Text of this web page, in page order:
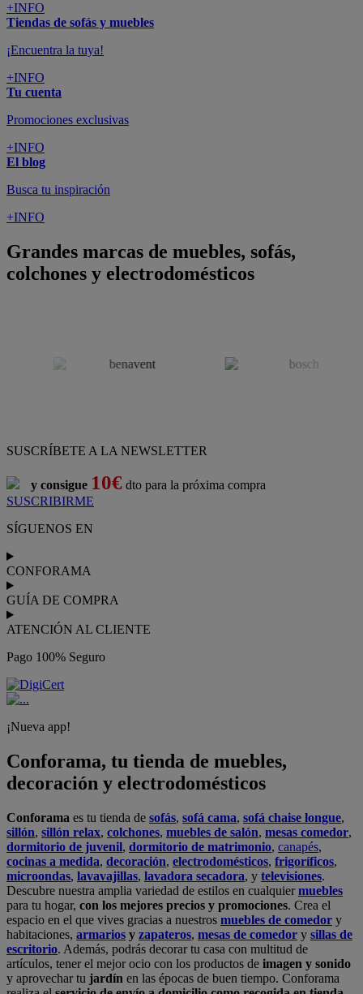
+INFO
Tiendas de sofás y muebles
¡Encuentra la tuya!
+INFO
Tu cuenta
Promociones exclusivas
+INFO
El blog
Busca tu inspiración
+INFO
Grandes marcas de muebles, sofás,
colchones y electrodomésticos
SUSCRÍBETE A LA NEWSLETTER
y consigue 10€ dto para la próxima compra
SUSCRIBIRME
SÍGUENOS EN
CONFORAMA
GUÍA DE COMPRA
ATENCIÓN AL CLIENTE
Pago 100% Seguro
¡Nueva app!
Conforama, tu tienda de muebles,
decoración y electrodomésticos
Conforama es tu tienda de sofás, sofá cama, sofá chaise longue,
sillón, sillón relax, colchones, muebles de salón, mesas comedor,
dormitorio de juvenil, dormitorio de matrimonio, canapés,
cocinas a medida, decoración, electrodomésticos, frigoríficos,
microondas, lavavajillas, lavadora secadora, y televisiones.
Descubre nuestra amplia variedad de estilos en cualquiermuebles
para tu hogar, con los mejores precios y promociones. Crea el
espacio en el que vives gracias a nuestros muebles de comedor y
habitaciones, armarios y zapateros, mesas de comedor y sillas de
escritorio. Además, podrás decorar tu casa con multitud de
artículos, tener el mejor ocio con los productos de imagen y sonido
y aprovechar tu jardín en las épocas de buen tiempo. Conforama